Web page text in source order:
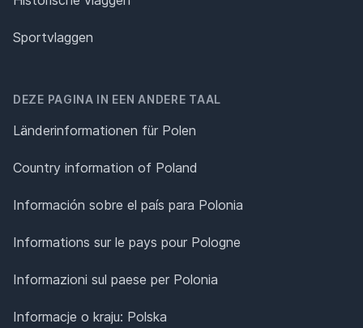
Sportvlaggen
DEZE PAGINA IN EEN ANDERE TAAL
Länderinformationen für Polen
Country information of Poland
Información sobre el país para Polonia
Informations sur le pays pour Pologne
Informazioni sul paese per Polonia
Informacje o kraju: Polska